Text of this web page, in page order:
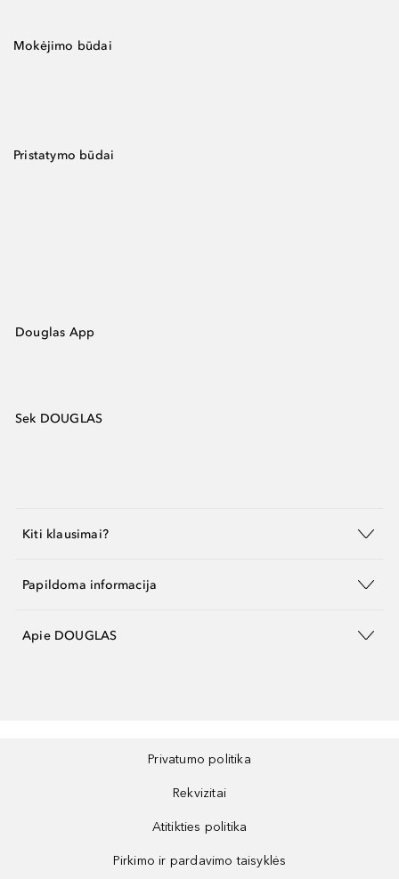
Mokėjimo būdai
Pristatymo būdai
Douglas App
Sek DOUGLAS
Kiti klausimai?
Papildoma informacija
Apie DOUGLAS
Privatumo politika
Rekvizitai
Atitikties politika
Pirkimo ir pardavimo taisyklės